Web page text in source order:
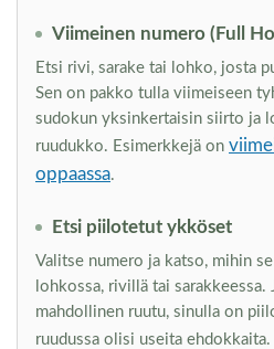
Viimeinen numero (Full
Etsi rivi, sarake tai lohko, josta
Sen on pakko tulla viimeiseen
sudokun yksinkertaisin siirto ja
ruudukko. Esimerkkejä on
oppaassa.
Etsi piilotetut ykköset
Valitse numero ja katso, mihin
lohkossa, rivillä tai
mahdollinen ruutu, sinulla on
ruudussa olisi useita ehdokkaita.